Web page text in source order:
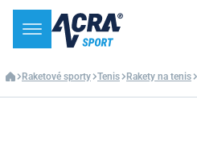
Raketové sporty Tenis Rakety na tenis